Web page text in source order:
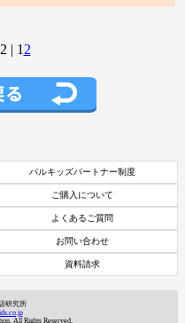
| 1 2
パルキッズパートナー制度
ご購入について
よくあるご質問
お問い合わせ
資料請求
研究所
All Rights Reserved.